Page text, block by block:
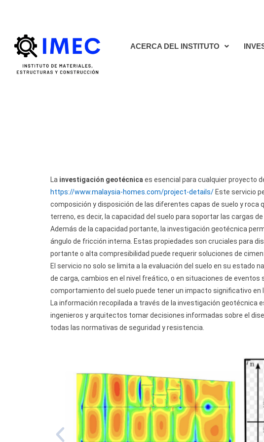
ACERCA DEL INSTITUTO
La investigación geotécnica es esencial para cualquier proyecto
https://www.malaysia-homes.com/project-details/ Este servicio
composición y disposición de las diferentes capas de suelo y
terreno, es decir, la capacidad del suelo para soportar las cargas
Además de la capacidad portante, la investigación geotécnica
ángulo de fricción interna. Estas propiedades son cruciales para
portante o alta compresibilidad puede requerir soluciones de
El servicio no solo se limita a la evaluación del suelo en su
de carga, cambios en el nivel freático, o en situaciones de
comportamiento del suelo puede tener un impacto significativo en
La información recopilada a través de la investigación geotécnica
ingenieros y arquitectos tomar decisiones informadas sobre el
todas las normativas de seguridad y resistencia.